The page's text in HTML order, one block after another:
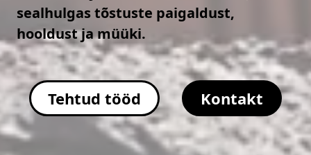
sealhulgas tõstuste paigaldust,
hooldust ja müüki.
Tehtud tööd Kontakt